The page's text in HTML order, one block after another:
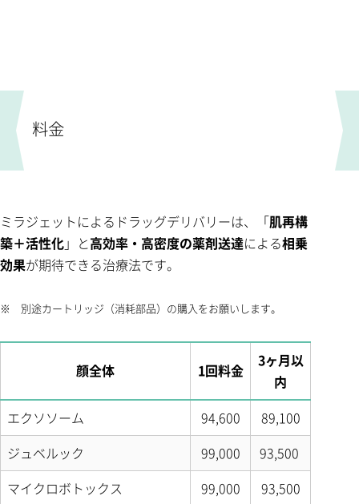
料金
ミラジェットによるドラッグデリバリーは、「肌再構
築＋活性化」と高効率・高密度の薬剤送達による相乗
効果が期待できる治療法です。
※ 別途カートリッジ（消耗部品）の購入をお願いします。
顔全体 1回料金
3ヶ月以
内
エクソソーム
94,600
89,100
ジュベルック
99,000
93,500
マイクロボトックス
99,000
93,500